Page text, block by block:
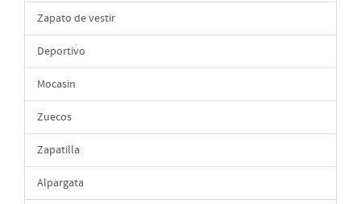
Zapato de vestir
Deportivo
Mocasin
Zuecos
Zapatilla
Alpargata